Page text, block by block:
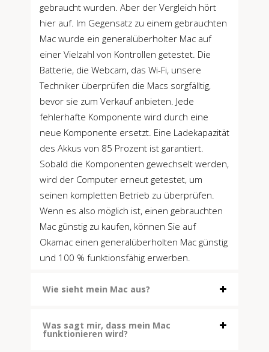
gebraucht wurden. Aber der Vergleich hört
hier auf. Im Gegensatz zu einem gebrauchten
Mac wurde ein generalüberholter Mac auf
einer Vielzahl von Kontrollen getestet. Die
Batterie, die Webcam, das Wi-Fi, unsere
Techniker überprüfen die Macs sorgfälltig,
bevor sie zum Verkauf anbieten. Jede
fehlerhafte Komponente wird durch eine
neue Komponente ersetzt. Eine Ladekapazität
des Akkus von 85 Prozent ist garantiert.
Sobald die Komponenten gewechselt werden,
wird der Computer erneut getestet, um
seinen kompletten Betrieb zu überprüfen.
Wenn es also möglich ist, einen gebrauchten
Mac günstig zu kaufen, können Sie auf
Okamac einen generalüberholten Mac günstig
und 100 % funktionsfähig erwerben.
Wie sieht mein Mac aus?
Was sagt mir, dass mein Mac
funktionieren wird?